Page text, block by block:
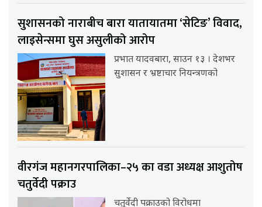
सुशासनको नाराबीच बारा यातायातमा ‘सेटिङ’ विवाद,
लाइसेन्समा घुस असुलीको आरोप
प्रभात यादवबारा, साउन १३ । देशभर
सुशासन र भ्रष्टाचार नियन्त्रणको
वीरगंज महानगरपालिका–२५ का वडा अध्यक्ष आशुतोष
चतुर्वेदी पक्राउ
चतुर्वेदी पक्राउको विरोधमा